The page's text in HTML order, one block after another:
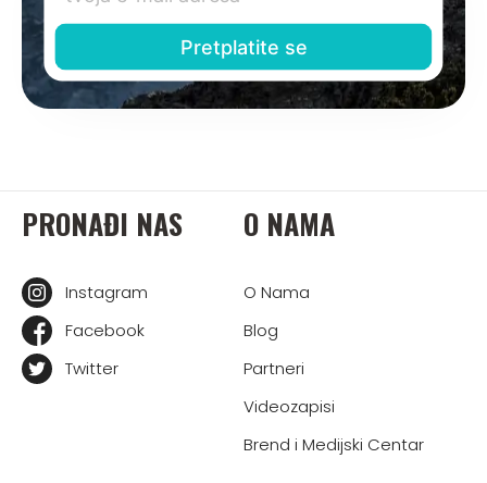
PRONAĐI NAS
Instagram
Facebook
Twitter
O NAMA
O Nama
Blog
Partneri
Videozapisi
Brend i Medijski Centar